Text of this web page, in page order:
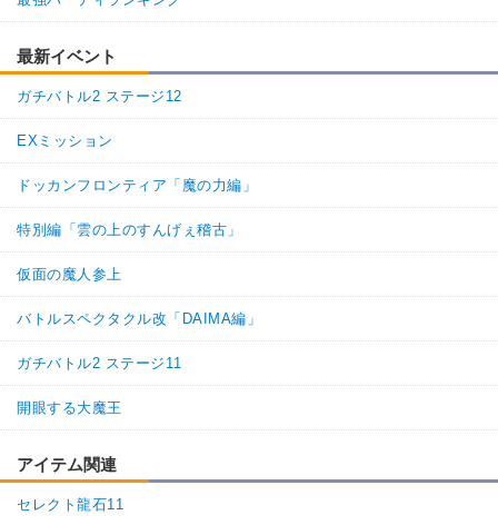
最新イベント
ガチバトル2 ステージ12
EXミッション
ドッカンフロンティア「魔の力編」
特別編「雲の上のすんげぇ稽古」
仮面の魔人参上
バトルスペクタクル改「DAIMA編」
ガチバトル2 ステージ11
開眼する大魔王
アイテム関連
セレクト龍石11